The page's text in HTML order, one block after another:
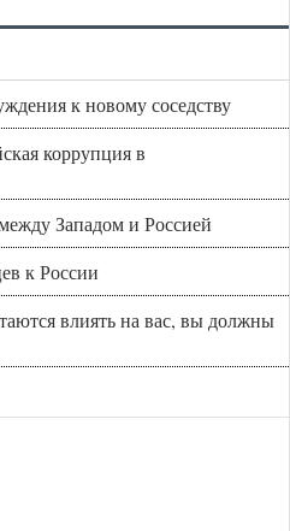
к новому соседству
коррупция в
Западом и Россией
к России
влиять на вас, вы должны